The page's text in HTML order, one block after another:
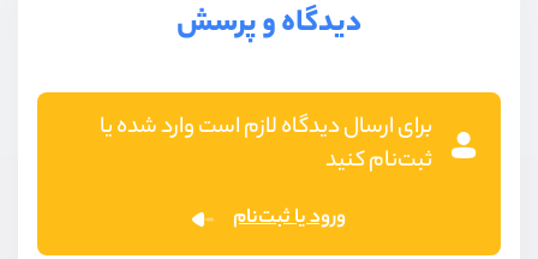
دیدگاه و پرسش
برای ارسال دیدگاه لازم است وارد شده یا
ثبت‌نام کنید
ورود یا ثبت‌نام